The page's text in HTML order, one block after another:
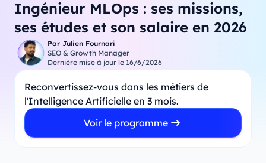
Ingénieur MLOps : ses missions,
ses études et son salaire en 2026
Par Julien Fournari
SEO & Growth Manager
Dernière mise à jour le 16/6/2026
Reconvertissez-vous dans les métiers de
l'Intelligence Artificielle en 3 mois.
Voir le programme